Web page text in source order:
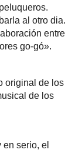
al otro dia.
entre
go-gó».
original de los
de los
serio, el